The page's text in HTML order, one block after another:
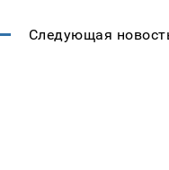
Следующая